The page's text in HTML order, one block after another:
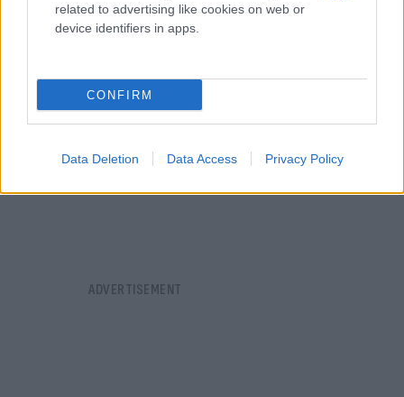
related to advertising like cookies on web or
device identifiers in apps.
CONFIRM
Data Deletion Data Access Privacy Policy